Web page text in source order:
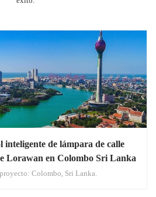
inteligente de lámpara de calle
Lorawan en Colombo Sri Lanka
Colombo, Sri Lanka.